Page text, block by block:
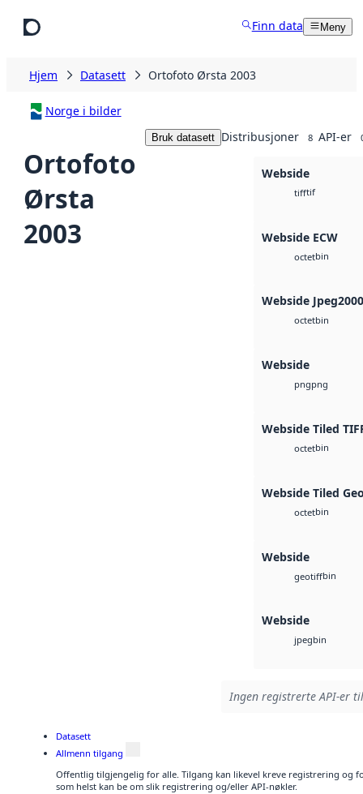
Finn data Meny
Hjem Datasett Ortofoto Ørsta 2003
Norge i bilder
Ortofoto
Ørsta
2003
Bruk datasett Distribusjoner 8 API-er
Webside
tifftif
Webside ECW
octetbin
Webside Jpeg2000
octetbin
Webside
pngpng
Webside Tiled
octetbin
Webside Tiled
octetbin
Webside
geotiffbin
Webside
jpegbin
Ingen registrerte API-er
Datasett
Allmenn tilgang
Offentlig tilgjengelig for alle. Tilgang kan likevel kreve registrering og
som helst kan be om slik registrering og/eller API-nøkler.